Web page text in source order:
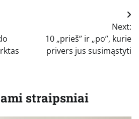
Next:
10 „prieš” ir „po”, kurie
privers jus susimąstyti
straipsniai